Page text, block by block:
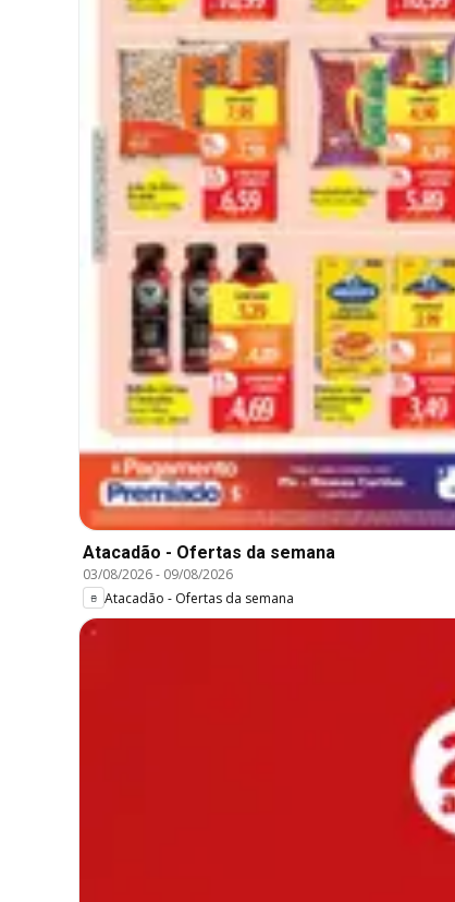
Atacadão - Ofertas da semana
03/08/2026- 09/08/2026
Atacadão - Ofertas da semana